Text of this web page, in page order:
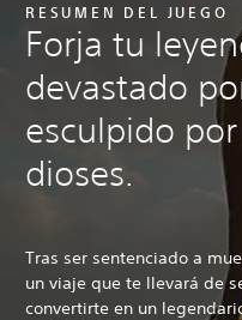
RESUMEN DEL JUEGO
Forja tu
devastado
esculpido
dioses.
Tras ser sentenciado a
un viaje que te llevará de
convertirte en un